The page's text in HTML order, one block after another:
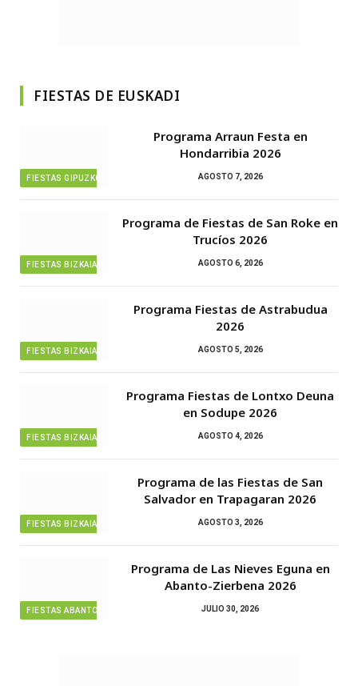
FIESTAS DE EUSKADI
FIESTAS GIPUZKOA
Programa Arraun Festa en
Hondarribia 2026
AGOSTO 7, 2026
FIESTAS BIZKAIA
Programa de Fiestas de San Roke en
Trucíos 2026
AGOSTO 6, 2026
FIESTAS BIZKAIA
Programa Fiestas de Astrabudua
2026
AGOSTO 5, 2026
FIESTAS BIZKAIA
Programa Fiestas de Lontxo Deuna
en Sodupe 2026
AGOSTO 4, 2026
FIESTAS BIZKAIA
Programa de las Fiestas de San
Salvador en Trapagaran 2026
AGOSTO 3, 2026
FIESTAS ABANTO ZIERBENA
Programa de Las Nieves Eguna en
Abanto-Zierbena 2026
JULIO 30, 2026